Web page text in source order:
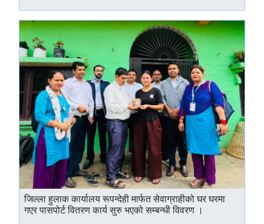
जिल्ला हुलाक कार्यालय रूपन्देही मार्फत सेवाग्राहीको घर घरमा
गएर पासपोर्ट वितरण कार्य सुरु भएको सम्बन्धी विवरण ।